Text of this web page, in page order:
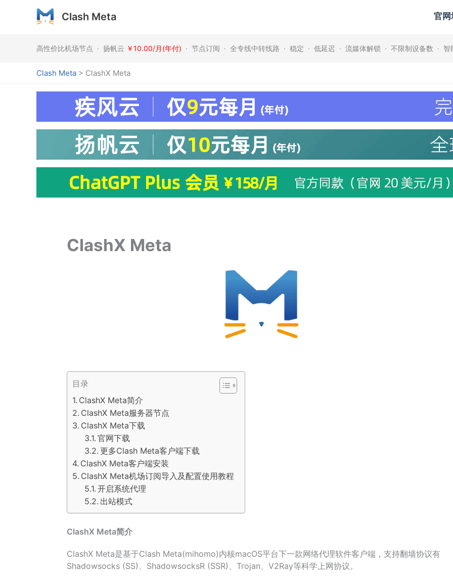
Clash Meta 官网
高性价比机场节点 · 扬帆云 ￥10.00/月(年付) · 节点订阅 · 全专线中转线路 · 稳定 · 低延迟 · 流媒体解锁 · 不限制设备数 · 智
Clash Meta > ClashX Meta
ClashX Meta
目录
ClashX Meta简介
ClashX Meta服务器节点
ClashX Meta下载
官网下载
更多Clash Meta客户端下载
ClashX Meta客户端安装
ClashX Meta机场订阅导入及配置使用教程
开启系统代理
出站模式
ClashX Meta简介
ClashX Meta是基于Clash Meta(mihomo)内核macOS平台下一款网络代理软件客户端，支持翻墙协议有
Shadowsocks (SS)、ShadowsocksR (SSR)、Trojan、V2Ray等科学上网协议。